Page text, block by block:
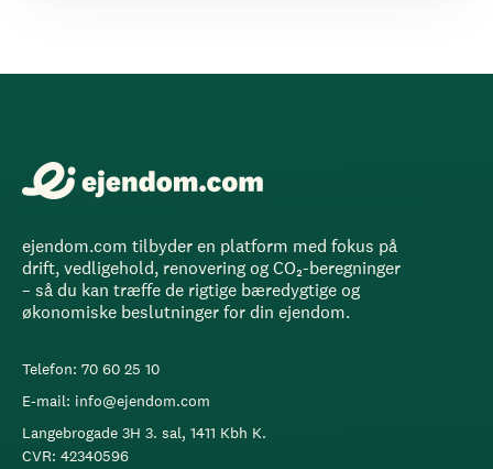
ejendom.com tilbyder en platform med fokus på
drift, vedligehold, renovering og CO₂-beregninger
– så du kan træffe de rigtige bæredygtige og
økonomiske beslutninger for din ejendom.
Telefon: 70 60 25 10
E-mail: info@ejendom.com
Langebrogade 3H 3. sal, 1411 Kbh K.
CVR: 42340596